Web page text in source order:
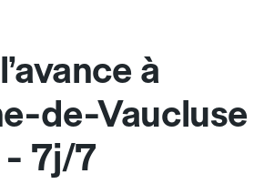
à
de-Vaucluse
7j/7